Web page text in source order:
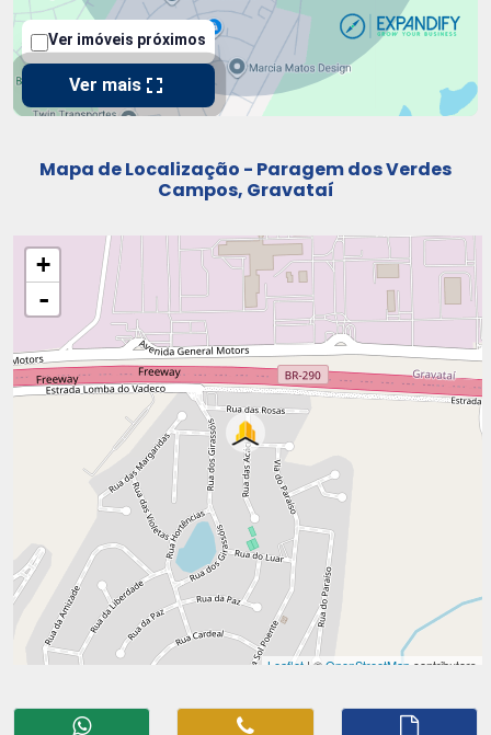
Mapa de Localização - Paragem dos Verdes
Campos, Gravataí